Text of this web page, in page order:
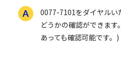
0077-7101をダイヤルい
どうかの確認ができま
あっても確認可能です。)